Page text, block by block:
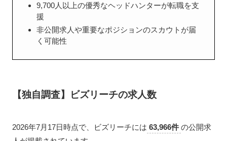
9,700人以上の優秀なヘッドハンターが転職を支
援
非公開求人や重要なポジションのスカウトが届
く可能性
【独自調査】ビズリーチの求人数
2026年7月17日時点で、ビズリーチには 63,966件 の公開求